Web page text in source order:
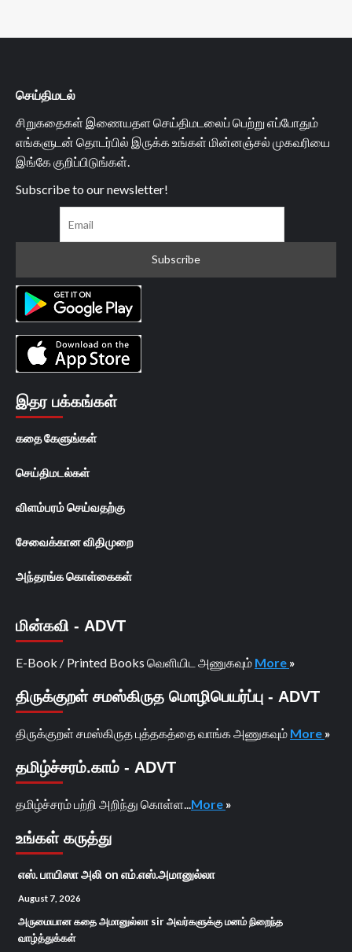
செய்திமடல்
சிறுகதைகள் இணையதள செய்திமடலைப் பெற்று எப்போதும்
எங்களுடன் தொடர்பில் இருக்க உங்கள் மின்னஞ்சல் முகவரியை
இங்கே குறிப்பிடுங்கள்.
Subscribe to our newsletter!
இதர பக்கங்கள்
கதை கேளுங்கள்
செய்திமடல்கள்
விளம்பரம் செய்வதற்கு
சேவைக்கான விதிமுறை
அந்தரங்க கொள்கைகள்
மின்கவி - ADVT
E-Book / Printed Books வெளியிட அணுகவும் More »
திருக்குறள் சமஸ்கிருத மொழிபெயர்ப்பு - ADVT
திருக்குறள் சமஸ்கிருத புத்தகத்தை வாங்க அணுகவும் More »
தமிழ்ச்சரம்.காம் - ADVT
தமிழ்ச்சரம் பற்றி அறிந்து கொள்ள... More »
உங்கள் கருத்து
எஸ். பாயிஸா அலி on எம்.எஸ்.அமானுல்லா
August 7, 2026
அருமையான கதை அமானுல்லா sir அவர்களுக்கு மனம் நிறைந்த
வாழ்த்துக்கள்